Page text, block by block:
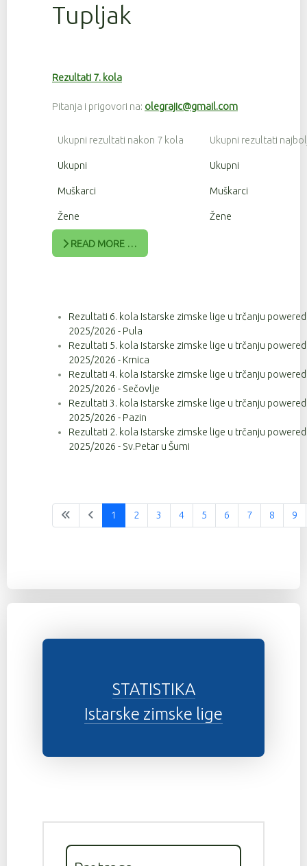
Tupljak
Rezultati 7. kola
Pitanja i prigovori na: olegrajic@gmail.com
Ukupni rezultati nakon 7 kola Ukupni rezultati
Ukupni Ukupni
Muškarci Muškarci
Žene Žene
READ MORE …
Rezultati 6. kola Istarske zimske lige u trčanju
2025/2026 - Pula
Rezultati 5. kola Istarske zimske lige u trčanju
2025/2026 - Krnica
Rezultati 4. kola Istarske zimske lige u trčanju
2025/2026 - Sečovlje
Rezultati 3. kola Istarske zimske lige u trčanju
2025/2026 - Pazin
Rezultati 2. kola Istarske zimske lige u trčanju
2025/2026 - Sv.Petar u Šumi
1 2 3 4 5 6 7 8 9
STATISTIKA
Istarske zimske lige